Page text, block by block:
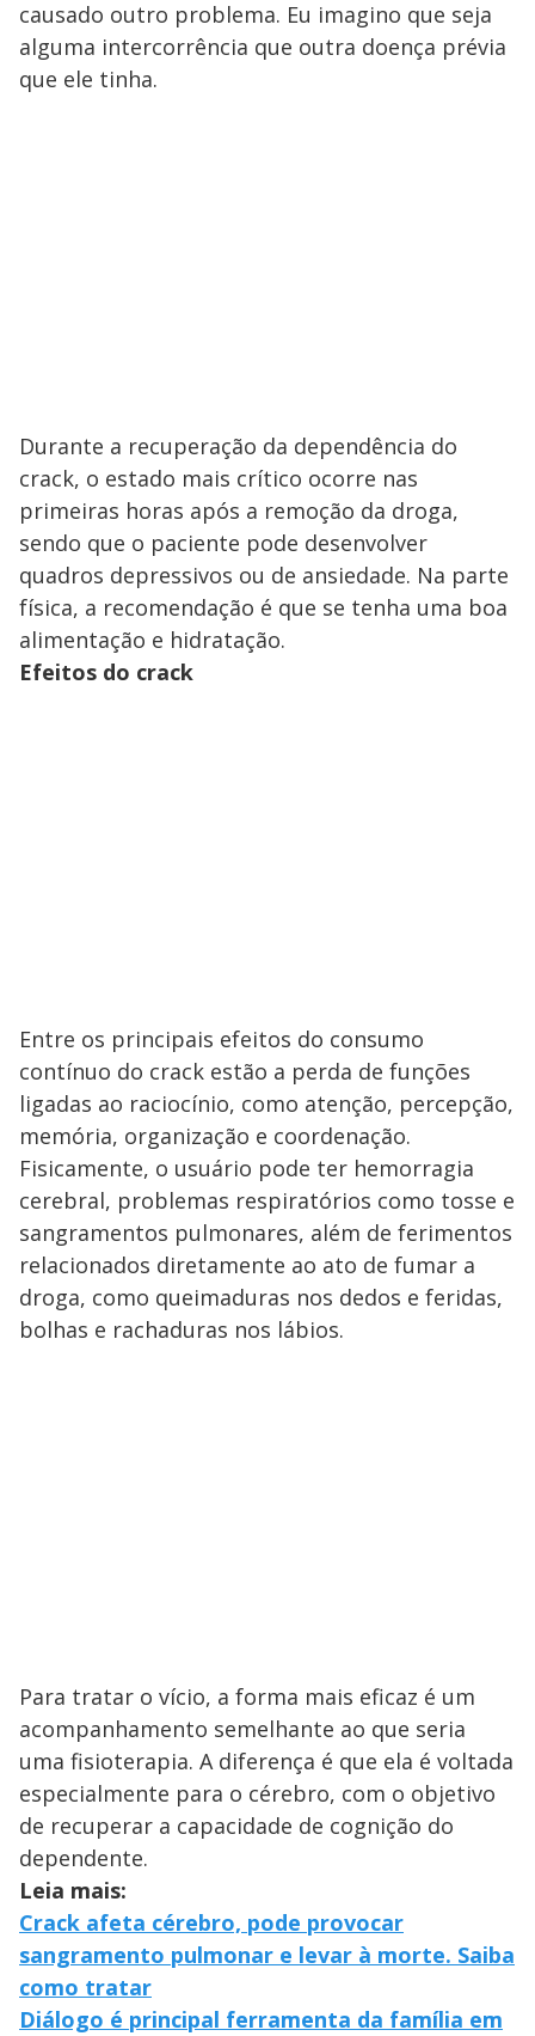
causado outro problema. Eu imagino que seja
alguma intercorrência que outra doença prévia
que ele tinha.
Durante a recuperação da dependência do
crack, o estado mais crítico ocorre nas
primeiras horas após a remoção da droga,
sendo que o paciente pode desenvolver
quadros depressivos ou de ansiedade. Na parte
física, a recomendação é que se tenha uma boa
alimentação e hidratação.
Efeitos do crack
Entre os principais efeitos do consumo
contínuo do crack estão a perda de funções
ligadas ao raciocínio, como atenção, percepção,
memória, organização e coordenação.
Fisicamente, o usuário pode ter hemorragia
cerebral, problemas respiratórios como tosse e
sangramentos pulmonares, além de ferimentos
relacionados diretamente ao ato de fumar a
droga, como queimaduras nos dedos e feridas,
bolhas e rachaduras nos lábios.
Para tratar o vício, a forma mais eficaz é um
acompanhamento semelhante ao que seria
uma fisioterapia. A diferença é que ela é voltada
especialmente para o cérebro, com o objetivo
de recuperar a capacidade de cognição do
dependente.
Leia mais:
Crack afeta cérebro, pode provocar
sangramento pulmonar e levar à morte. Saiba
como tratar
Diálogo é principal ferramenta da família em